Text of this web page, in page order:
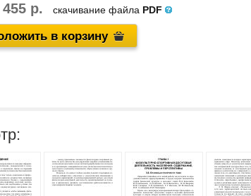
455 р. скачивание файла PDF
в корзину